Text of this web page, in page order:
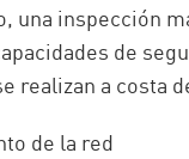
una inspección
de
realizan a costa
de la red